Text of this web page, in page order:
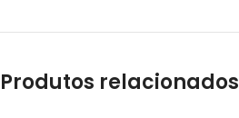
Produtos relacionados